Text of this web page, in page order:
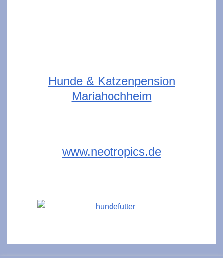
Hunde & Katzenpension
Mariahochheim
www.neotropics.de